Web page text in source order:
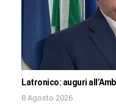
Latronico: auguri
8 Agosto 2026